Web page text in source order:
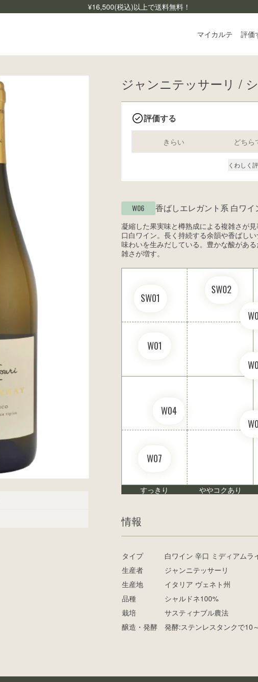
¥16,500(税込)以上で送料無料！
マイカルテ 評価
ログイン
お問い
ジャンニテッサーリ /
評価する
きらい どちら
くわしく
W06 香ばしエレガント系 白ワイ
凝縮した果実味と樽熟成による複雑さが
口白ワイン。長く持続する余韻や香ばし
味わいを生みだしている。豊かな酸があ
雑さが増す。
SW01
SW02
W01
W04
W07
すっきり ややコクあり
情報
タイプ
白ワイン 辛口 ミディアムラ
生産者
ジャンニテッサーリ
生産地
イタリア ヴェネト州
品種
シャルドネ100%
栽培
サスティナブル農法
醸造・発酵
発酵:ステンレスタンクで10